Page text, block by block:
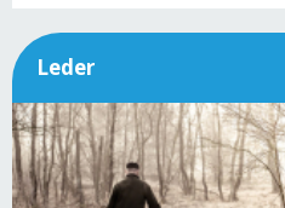
Leder